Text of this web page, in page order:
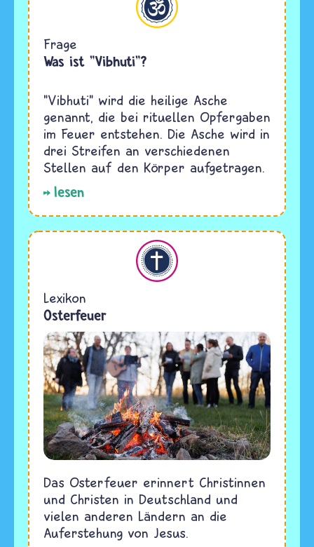
Frage
Was ist "Vibhuti"?
"Vibhuti" wird die heilige Asche
genannt, die bei rituellen Opfergaben
im Feuer entstehen. Die Asche wird in
drei Streifen an verschiedenen
Stellen auf den Körper aufgetragen.
lesen
Christentum
Lexikon
Osterfeuer
Das Osterfeuer erinnert Christinnen
und Christen in Deutschland und
vielen anderen Ländern an die
Auferstehung von Jesus.